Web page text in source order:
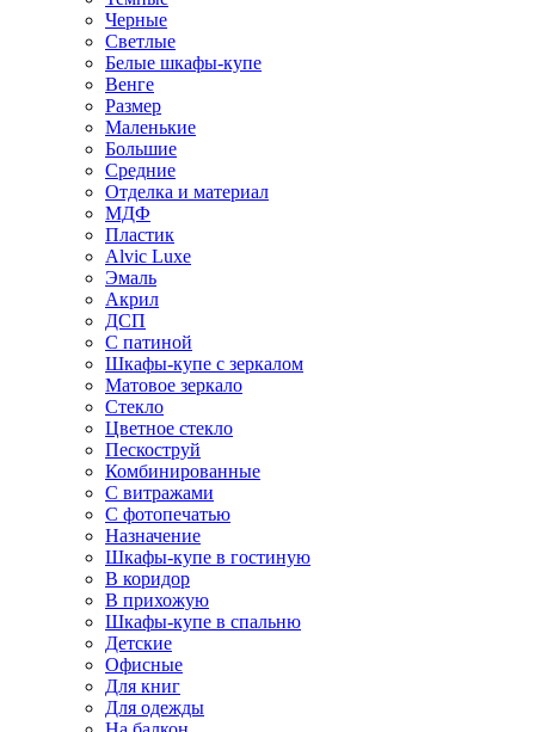
Черные
Светлые
Белые шкафы-купе
Венге
Размер
Маленькие
Большие
Средние
Отделка и материал
МДФ
Пластик
Alvic Luxe
Эмаль
Акрил
ДСП
С патиной
Шкафы-купе с зеркалом
Матовое зеркало
Стекло
Цветное стекло
Пескоструй
Комбинированные
С витражами
С фотопечатью
Назначение
Шкафы-купе в гостиную
В коридор
В прихожую
Шкафы-купе в спальню
Детские
Офисные
Для книг
Для одежды